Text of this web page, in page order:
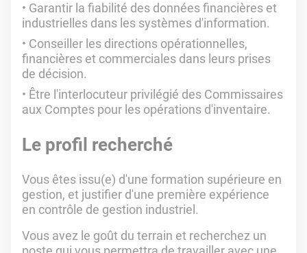
Garantir la fiabilité des données financières et
industrielles dans les systèmes d'information.
Conseiller les directions opérationnelles,
financières et commerciales dans leurs prises
de décision.
Être l'interlocuteur privilégié des Commissaires
aux Comptes pour les opérations d'inventaire.
Le profil recherché
Vous êtes issu(e) d'une formation supérieure en
gestion, et justifier d'une première expérience
en contrôle de gestion industriel.
Vous avez le goût du terrain et recherchez un